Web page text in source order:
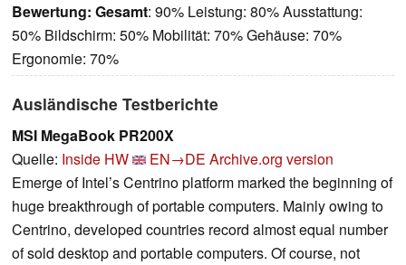
Bewertung: Gesamt: 90% Leistung: 80% Ausstattung:
50% Bildschirm: 50% Mobilität: 70% Gehäuse: 70%
Ergonomie: 70%
Ausländische Testberichte
MSI MegaBook PR200X
Quelle: Inside HW EN→DE Archive.org version
Emerge of Intel’s Centrino platform marked the beginning of
huge breakthrough of portable computers. Mainly owing to
Centrino, developed countries record almost equal number
of sold desktop and portable computers. Of course, not